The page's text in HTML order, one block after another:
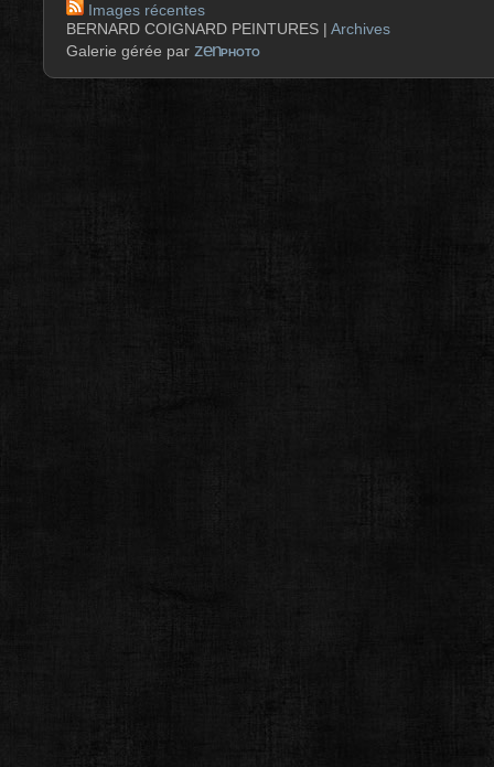
Images récentes
BERNARD COIGNARD PEINTURES | Archives
Galerie gérée par zenPHOTO